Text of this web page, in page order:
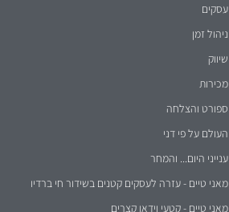
עסקים
ניהול זמן
שיווק
מכירות
ספורט והצלחה
העולם על פי דני
ענייני היום... והמחר
מאני טיים - עזרה לעסקים קטנים בשידור חי ברדיו
מאני טיים - קטעי וידאו קצרים